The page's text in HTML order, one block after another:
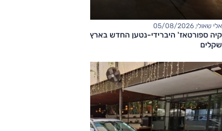
אלי שאולי, 05/08/2026
שקלים